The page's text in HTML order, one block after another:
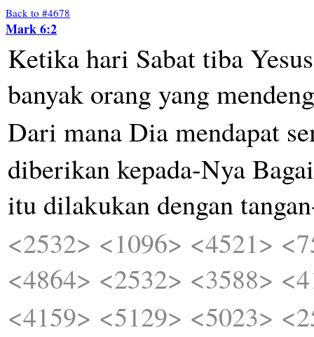
Back to #4678
Mark 6:2
Ketikahari SabattibaYesus
banyak orang yang
Dari manaDiamendapat
diberikankepada-Nya
itu dilakukan dengan
<2532> <1096> <4521>
<4864> <2532> <3588>
<4159> <5129> <5023>